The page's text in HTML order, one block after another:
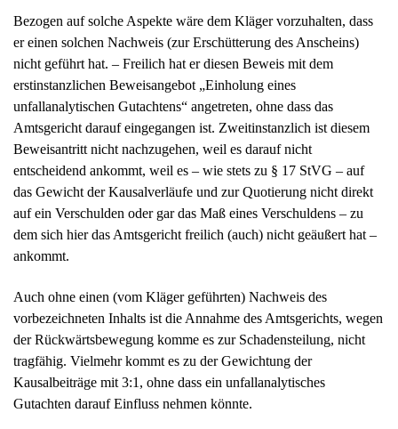
er einen solchen Nachweis (zur Erschütterung des Anscheins)
nicht geführt hat. – Freilich hat er diesen Beweis mit dem
erstinstanzlichen Beweisangebot „Einholung eines
unfallanalytischen Gutachtens“ angetreten, ohne dass das
Amtsgericht darauf eingegangen ist. Zweitinstanzlich ist diesem
Beweisantritt nicht nachzugehen, weil es darauf nicht
entscheidend ankommt, weil es – wie stets zu § 17 StVG – auf
das Gewicht der Kausalverläufe und zur Quotierung nicht direkt
auf ein Verschulden oder gar das Maß eines Verschuldens – zu
dem sich hier das Amtsgericht freilich (auch) nicht geäußert hat –
ankommt.
vorbezeichneten Inhalts ist die Annahme des Amtsgerichts, wegen
der Rückwärtsbewegung komme es zur Schadensteilung, nicht
tragfähig. Vielmehr kommt es zu der Gewichtung der
Kausalbeiträge mit 3:1, ohne dass ein unfallanalytisches
Gutachten darauf Einfluss nehmen könnte.